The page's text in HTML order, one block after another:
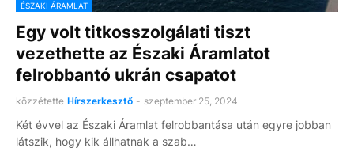
ÉSZAKI ÁRAMLAT
Egy volt titkosszolgálati tiszt
vezethette az Északi Áramlatot
felrobbantó ukrán csapatot
közzétette Hírszerkesztő - szeptember 25, 2024
Két évvel az Északi Áramlat felrobbantása után egyre jobban
látszik, hogy kik állhatnak a szab…